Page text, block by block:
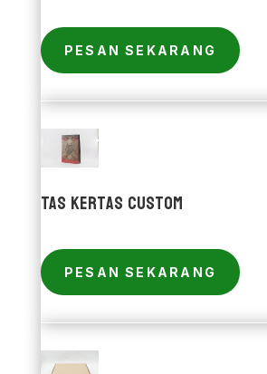
PESAN SEKARANG
Tas Kertas Custom
PESAN SEKARANG